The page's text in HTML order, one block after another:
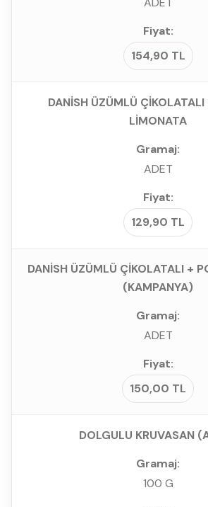
154,90 TL
DANİSH ÜZÜMLÜ ÇİKOLATALI
LİMONATA
ADET
129,90 TL
DANİSH ÜZÜMLÜ ÇİKOLATALI +
(KAMPANYA)
ADET
150,00 TL
DOLGULU KRUVASAN
100 G